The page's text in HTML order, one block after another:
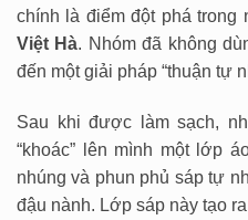
chính là điểm đột phá
Việt Hà. Nhóm đã không
đến một giải pháp “thuận tự
Sau khi được làm sạch,
“khoác” lên mình một lớp
nhúng và phun phủ sáp tự
đậu nành. Lớp sáp này tạo